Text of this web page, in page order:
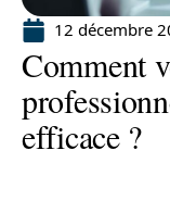
12 décembre
Comment
efficace ?